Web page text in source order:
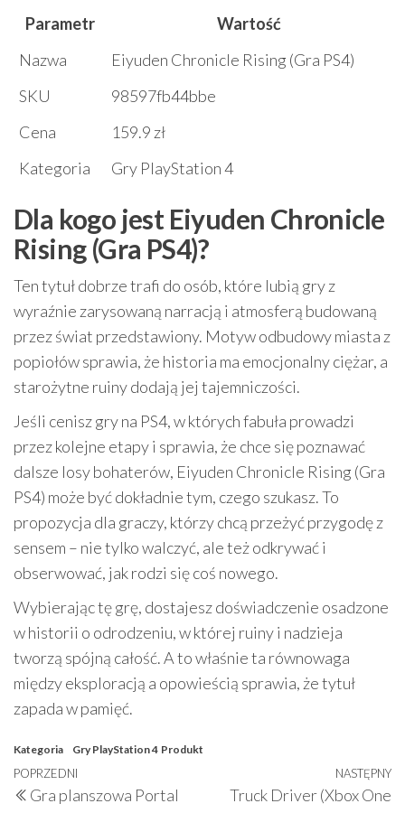
Parametr
Wartość
Nazwa
Eiyuden Chronicle Rising (Gra PS4)
SKU
98597fb44bbe
Cena
159.9 zł
Kategoria
Gry PlayStation 4
Dla kogo jest Eiyuden Chronicle
Rising (Gra PS4)?
Ten tytuł dobrze trafi do osób, które lubią gry z
wyraźnie zarysowaną narracją i atmosferą budowaną
przez świat przedstawiony. Motyw odbudowy miasta z
popiołów sprawia, że historia ma emocjonalny ciężar, a
starożytne ruiny dodają jej tajemniczości.
Jeśli cenisz gry na PS4, w których fabuła prowadzi
przez kolejne etapy i sprawia, że chce się poznawać
dalsze losy bohaterów, Eiyuden Chronicle Rising (Gra
PS4) może być dokładnie tym, czego szukasz. To
propozycja dla graczy, którzy chcą przeżyć przygodę z
sensem – nie tylko walczyć, ale też odkrywać i
obserwować, jak rodzi się coś nowego.
Wybierając tę grę, dostajesz doświadczenie osadzone
w historii o odrodzeniu, w której ruiny i nadzieja
tworzą spójną całość. A to właśnie ta równowaga
między eksploracją a opowieścią sprawia, że tytuł
zapada w pamięć.
Kategoria Gry PlayStation 4 Produkt
Nawigacja
Poprzedni
wpis
POPRZEDNI
Gra planszowa Portal
NASTĘPNY
Truck Driver (Xbox One